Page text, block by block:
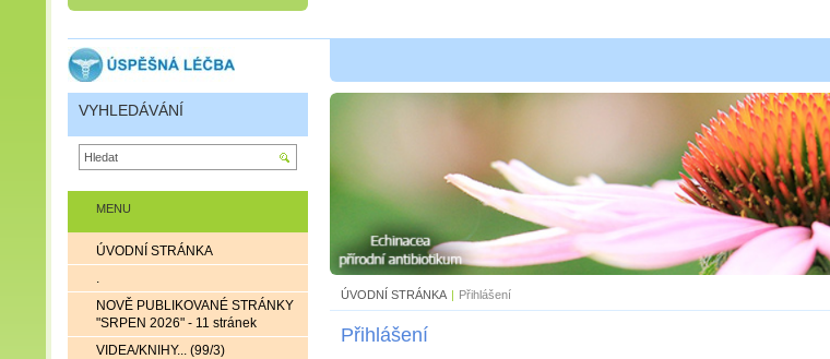
ÚVODNÍ STRÁNKA | Přihlášení
Přihlášení
MENU
ÚVODNÍ STRÁNKA
.
NOVĚ PUBLIKOVANÉ STRÁNKY
"SRPEN 2026" - 11 stránek
VIDEA/KNIHY... (99/3)
VYHLEDÁVÁNÍ